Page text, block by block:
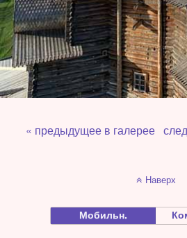
« предыдущее в галерее
Наверх
Мобильн.